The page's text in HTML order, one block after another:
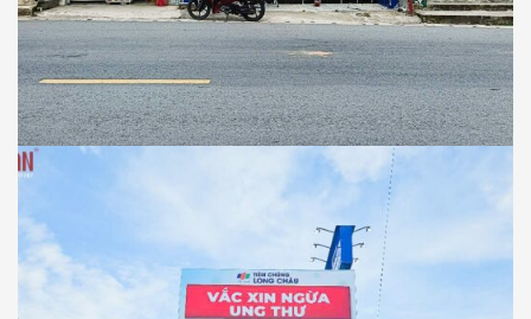
NHÀ THUỐC LONG CHÂU
Thiết Kế Thi Công Công Trình Nhà Thuốc
Long Châu Tại Xã D’Ran, Tỉnh Lâm Đồng